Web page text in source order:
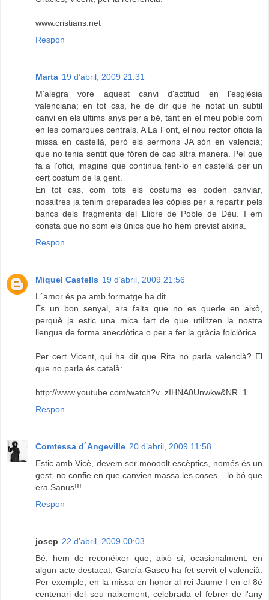
www.cristians.net
Respon
Marta 19 d’abril, 2009 21:31
M'alegra vore aquest canvi d'actitud en l'església
valenciana; en tot cas, he de dir que he notat un subtil
canvi en els últims anys per a bé, tant en el meu poble com
en les comarques centrals. A La Font, el nou rector oficia la
missa en castellà, però els sermons JA són en valencià;
que no tenia sentit que fóren de cap altra manera. Pel que
fa a l'ofici, imagine que continua fent-lo en castellà per un
cert costum de la gent.
En tot cas, com tots els costums es poden canviar,
nosaltres ja tenim preparades les còpies per a repartir pels
bancs dels fragments del Llibre de Poble de Déu. I em
consta que no som els únics que ho hem previst aixina.
Respon
Miquel Castells 19 d’abril, 2009 21:56
L´amor és pa amb formatge ha dit...
És un bon senyal, ara falta que no es quede en això,
perquè ja estic una mica fart de que utilitzen la nostra
llengua de forma anecdòtica o per a fer la gràcia folclòrica.
Per cert Vicent, qui ha dit que Rita no parla valencià? El
que no parla és català:
http://www.youtube.com/watch?v=zIHNA0Unwkw&NR=1
Respon
Comtessa d´Angeville 20 d’abril, 2009 11:58
Estic amb Vicè, devem ser moooolt escèptics, només és un
gest, no confie en que canvien massa les coses... lo bó que
era Sanus!!!
Respon
josep 22 d’abril, 2009 00:03
Bé, hem de reconéixer que, això sí, ocasionalment, en
algun acte destacat, García-Gasco ha fet servit el valencià.
Per exemple, en la missa en honor al rei Jaume I en el 8é
centenari del seu naixement, celebrada el febrer de l'any